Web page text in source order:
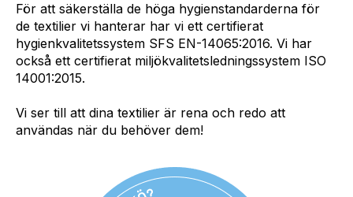
För att säkerställa de höga hygienstandarderna för
de textilier vi hanterar har vi ett certifierat
hygienkvalitetssystem SFS EN-14065:2016. Vi har
också ett certifierat miljökvalitetsledningssystem ISO
14001:2015.
Vi ser till att dina textilier är rena och redo att
användas när du behöver dem!